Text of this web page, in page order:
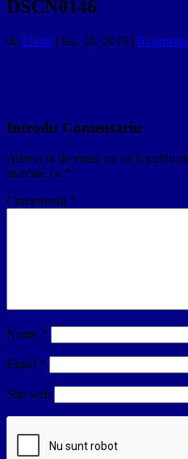
DSCN0146
de Elvira | ian. 18, 2019 | 0
Introdu Comentariu
Adresa ta de email nu va fi
marcate cu *
Comentariu *
Nume *
Email *
Site web